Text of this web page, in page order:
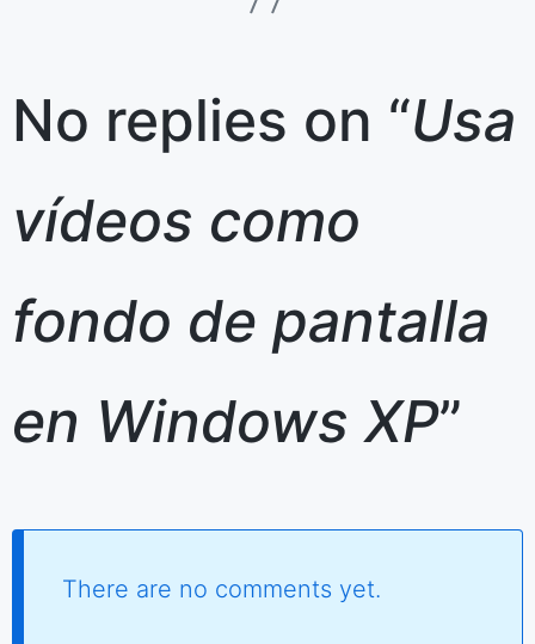
No replies on “Usa
vídeos como
fondo de pantalla
en Windows XP”
There are no comments yet.